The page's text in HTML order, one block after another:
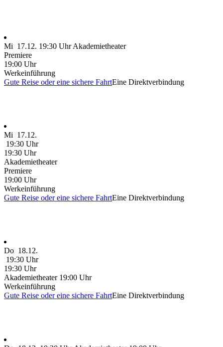
Mi 17.12. 19:30 Uhr Akademietheater
Premiere
19:00 Uhr
Werkeinführung
Gute Reise oder eine sichere FahrtEine Direktverbindung
Mi 17.12.
19:30 Uhr
19:30 Uhr
Akademietheater
Premiere
19:00 Uhr
Werkeinführung
Gute Reise oder eine sichere FahrtEine Direktverbindung
Do 18.12.
19:30 Uhr
19:30 Uhr
Akademietheater 19:00 Uhr
Werkeinführung
Gute Reise oder eine sichere FahrtEine Direktverbindung